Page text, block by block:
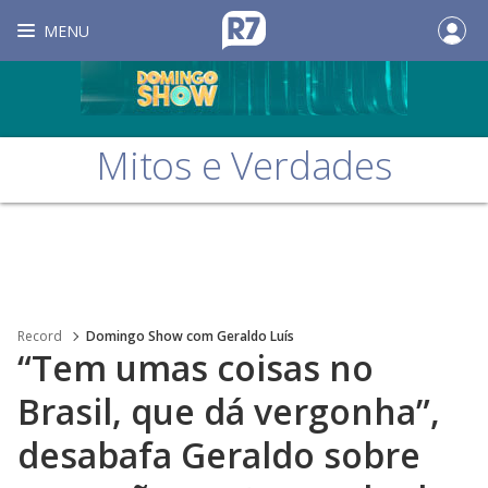
MENU
Mitos e Verdades
Record Domingo Show com Geraldo Luís
“Tem umas coisas no
Brasil, que dá vergonha”,
desabafa Geraldo sobre